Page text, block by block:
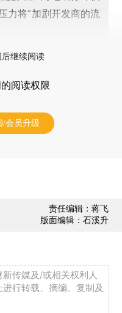
力将“加剧开发商的流
继续阅读
阅读权限
/会员升级
责任编辑：蒋飞
版面编辑：石溪升
传媒及/或相关权利人
行转载、摘编、复制及